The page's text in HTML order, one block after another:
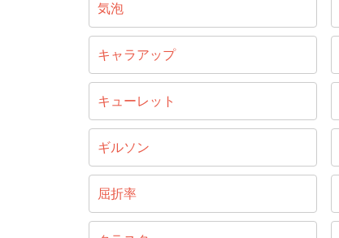
気泡
キャラアップ
キューレット
ギルソン
屈折率